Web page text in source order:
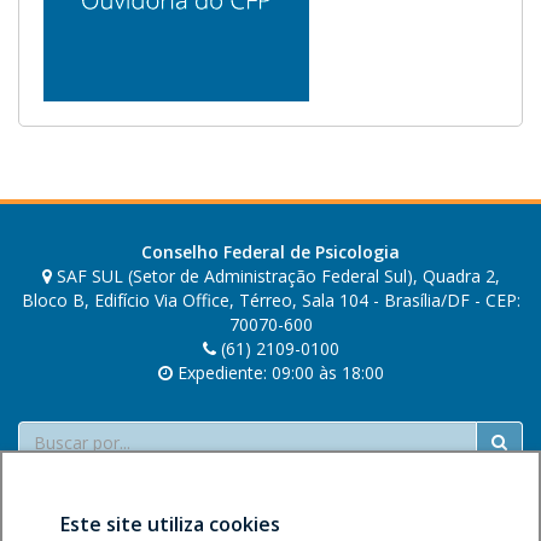
Conselho Federal de Psicologia
SAF SUL (Setor de Administração Federal Sul), Quadra 2,
Bloco B, Edifício Via Office, Térreo, Sala 104 - Brasília/DF - CEP:
70070-600
(61) 2109-0100
Expediente: 09:00 às 18:00
Buscar
Este site utiliza cookies